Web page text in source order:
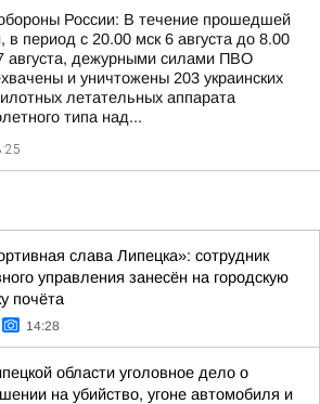
России: В течение прошедшей
в период с 20.00 мск 6 августа до 8.00
августа, дежурными силами ПВО
и уничтожены 203 украинских
летательных аппарата
типа над...
слава Липецка»: сотрудник
управления занесён на городскую
почёта
14:28
области уголовное дело о
на убийство, угоне автомобиля и